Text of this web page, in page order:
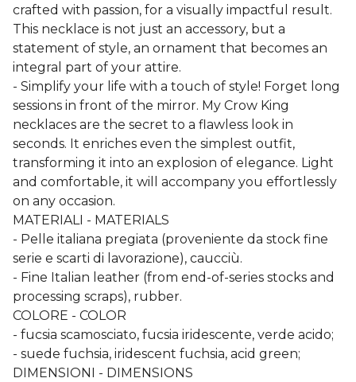
crafted with passion, for a visually impactful result.
This necklace is not just an accessory, but a
statement of style, an ornament that becomes an
integral part of your attire.
- Simplify your life with a touch of style! Forget long
sessions in front of the mirror. My Crow King
necklaces are the secret to a flawless look in
seconds. It enriches even the simplest outfit,
transforming it into an explosion of elegance. Light
and comfortable, it will accompany you effortlessly
on any occasion.
MATERIALI - MATERIALS
- Pelle italiana pregiata (proveniente da stock fine
serie e scarti di lavorazione), caucciù.
- Fine Italian leather (from end-of-series stocks and
processing scraps), rubber.
COLORE - COLOR
- fucsia scamosciato, fucsia iridescente, verde acido;
- suede fuchsia, iridescent fuchsia, acid green;
DIMENSIONI - DIMENSIONS